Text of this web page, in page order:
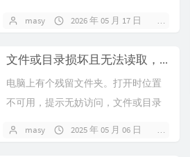
masy 2026 年 05 月 17 日
文件或目录损坏且无法读取，如何删除？
电脑上有个残留文件夹。打开时位置
不可用，提示无妨访问，文件或目录
masy 2025 年 05 月 06 日